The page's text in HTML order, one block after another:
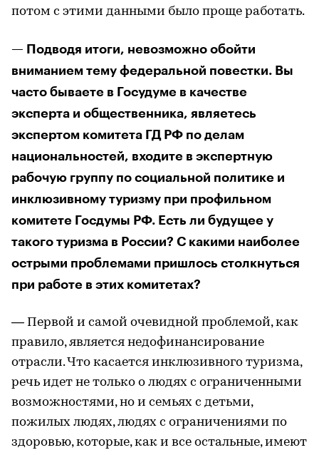
потом с этими данными было проще работать.
— Подводя итоги, невозможно обойти
вниманием тему федеральной повестки. Вы
часто бываете в Госудуме в качестве
эксперта и общественника, являетесь
экспертом комитета ГД РФ по делам
национальностей, входите в экспертную
рабочую группу по социальной политике и
инклюзивному туризму при профильном
комитете Госдумы РФ. Есть ли будущее у
такого туризма в России? С какими наиболее
острыми проблемами пришлось столкнуться
при работе в этих комитетах?
— Первой и самой очевидной проблемой, как
правило, является недофинансирование
отрасли. Что касается инклюзивного туризма,
речь идет не только о людях с ограниченными
возможностями, но и семьях с детьми,
пожилых людях, людях с ограничениями по
здоровью, которые, как и все остальные, имеют